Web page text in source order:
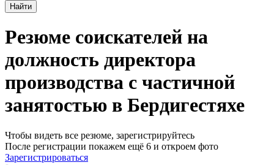
Найти
Резюме соискателей на
должность директора
производства с частичной
занятостью в Бердигестяхе
Чтобы видеть все резюме, зарегистрируйтесь
После регистрации покажем ещё 6 и откроем фото
Зарегистрироваться